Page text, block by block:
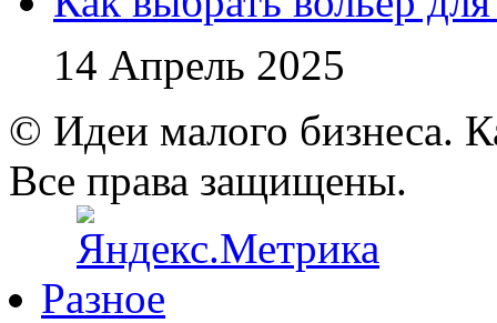
14 Апрель 2025
© Идеи малого бизнеса.
Все права защищены.
Разное